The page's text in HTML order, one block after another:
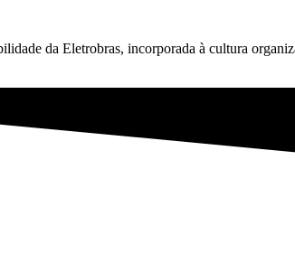
da Eletrobras, incorporada à cultura